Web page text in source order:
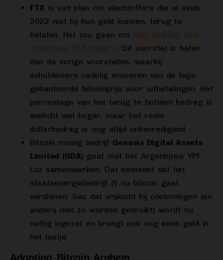
FTX is van plan om slachtoffers die al sinds
2022 niet bij hun geld kunnen, terug te
betalen. Het zou gaan om een bedrag van
maximaal $16 miljard. Dit voorstel is beter
dan de vorige voorstellen, waarbij
schuldeisers nadelig ervoeren van de lage
gehanteerde bitcoinprijs voor uitbetalingen. Het
percentage van het terug te betalen bedrag is
wellicht wel hoger, maar het reële
dollarbedrag is nog altijd onbevredigend.
Bitcoin mining bedrijf Genesis Digital Assets
Limited (GDA) gaat met het Argentijnse YPF
Luz samenwerken. Dat betekent dat het
staatsenergiebedrijf (!) nu bitcoin gaat
verdienen. Gas dat vrijkomt bij olieboringen (en
anders niet zo worden gebruikt) wordt nu
nuttig ingezet en brengt ook nog eens geld in
het laatje.
Adopting Bitcoin Arnhem